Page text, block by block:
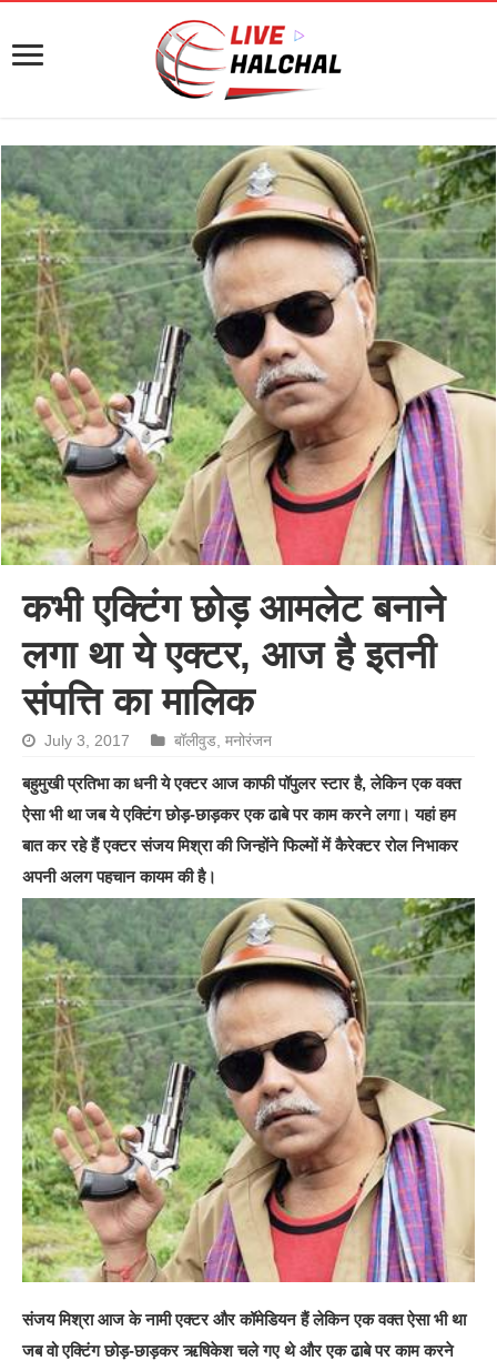
कभी एक्टिंग छोड़ आमलेट बनाने
लगा था ये एक्टर, आज है इतनी
संपत्ति का मालिक
July 3, 2017 बॉलीवुड,मनोरंजन
बहुमुखी प्रतिभा का धनी ये एक्टर आज काफी पॉपुलर स्टार है, लेकिन एक वक्त
ऐसा भी था जब ये एक्टिंग छोड़-छाड़कर एक ढाबे पर काम करने लगा। यहां हम
बात कर रहे हैं एक्टर संजय मिश्रा की जिन्होंने फिल्मों में कैरेक्टर रोल निभाकर
अपनी अलग पहचान कायम की है।
संजय मिश्रा आज के नामी एक्टर और कॉमेडियन हैं लेकिन एक वक्त ऐसा भी था
जब वो एक्टिंग छोड़-छाड़कर ऋषिकेश चले गए थे और एक ढाबे पर काम करने